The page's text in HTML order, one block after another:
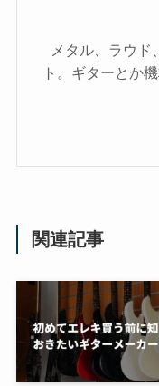
メタル、ラウド
ト。ギターとか
関連記事